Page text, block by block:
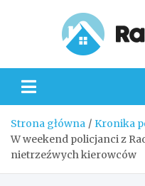
Strona główna
Kronika
W weekend policjanci z
nietrzeźwych kierowców